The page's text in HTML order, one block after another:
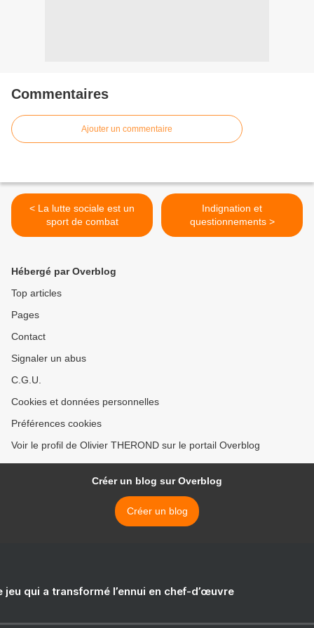
Commentaires
Ajouter un commentaire
< La lutte sociale est un
sport de combat
Indignation et
questionnements >
Hébergé par Overblog
Top articles
Pages
Contact
Signaler un abus
C.G.U.
Cookies et données personnelles
Préférences cookies
Voir le profil de Olivier THEROND sur le portail Overblog
Créer un blog sur Overblog
Créer un blog
jeu qui a transformé l’ennui en chef-d’œuvre